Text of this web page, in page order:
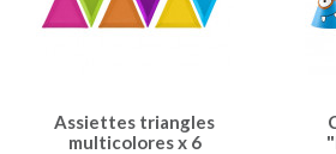
Assiettes triangles
multicolores x 6